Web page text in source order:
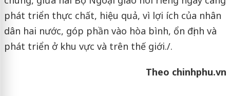
phát triển thực chất, hiệu quả, vì lợi ích của nhân
dân hai nước, góp phần vào hòa bình, ổn định và
phát triển ở khu vực và trên thế giới./.
Theo chinhphu.vn